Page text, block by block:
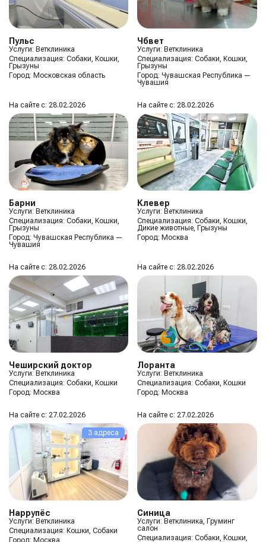
Пульс
Услуги: Ветклиника
Специализация: Собаки, Кошки,
Грызуны
Город: Московская область
Чбвет
Услуги: Ветклиника
Специализация:Собаки, Кошки,
Грызуны
Город:Чувашская Республика —
Чувашия
На сайте с: 28.02.2026
Барни
Услуги: Ветклиника
Специализация: Собаки, Кошки,
Грызуны
Город: Чувашская Республика —
Чувашия
На сайте с: 28.02.2026
Клевер
Услуги: Ветклиника
Специализация:Собаки, Кошки,
Дикие животные, Грызуны
Город: Москва
На сайте с: 28.02.2026
Чеширский доктор
Услуги: Ветклиника
Специализация: Собаки, Кошки
Город: Москва
На сайте с: 28.02.2026
Лоранта
Услуги: Ветклиника
Специализация:Собаки, Кошки
Город: Москва
На сайте с: 27.02.2026
3 адреса
Happyпёс
Услуги: Ветклиника
Специализация: Кошки, Собаки
Город: Москва
На сайте с: 27.02.2026
Синица
Услуги: Ветклиника, Груминг
салон
Специализация:Собаки, Кошки,